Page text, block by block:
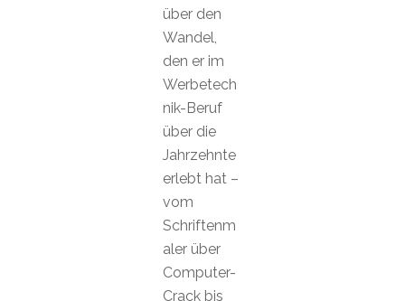
über den
Wandel,
den er im
Werbetech
nik-Beruf
über die
Jahrzehnte
erlebt hat –
vom
Schriftenm
aler über
Computer-
Crack bis